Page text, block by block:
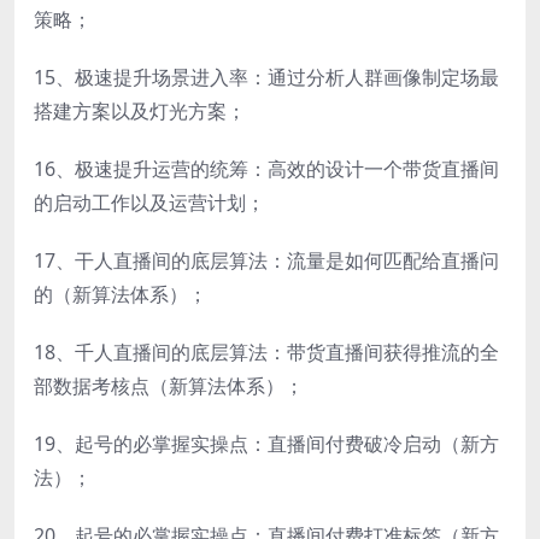
策略；
15、极速提升场景进入率：通过分析人群画像制定场最
搭建方案以及灯光方案；
16、极速提升运营的统筹：高效的设计一个带货直播间
的启动工作以及运营计划；
17、干人直播间的底层算法：流量是如何匹配给直播问
的（新算法体系）；
18、千人直播间的底层算法：带货直播间获得推流的全
部数据考核点（新算法体系）；
19、起号的必掌握实操点：直播间付费破冷启动（新方
法）；